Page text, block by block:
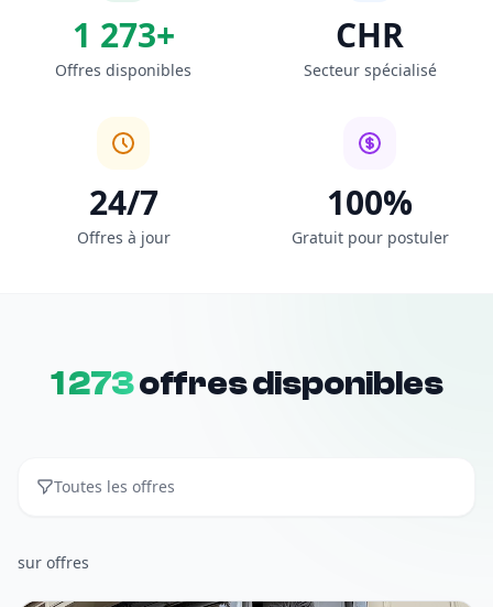
1 273+
Offres disponibles
CHR
Secteur spécialisé
24/7
Offres à jour
100%
Gratuit pour postuler
1 273offres disponibles
Toutes les offres
sur offres